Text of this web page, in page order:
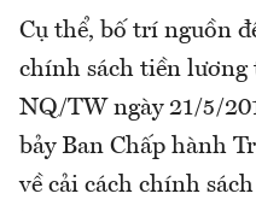
Cụ thể, bố trí nguồn
chính sách tiền lương
NQ/TW ngày 21/5/
bảy Ban Chấp hành
về cải cách chính